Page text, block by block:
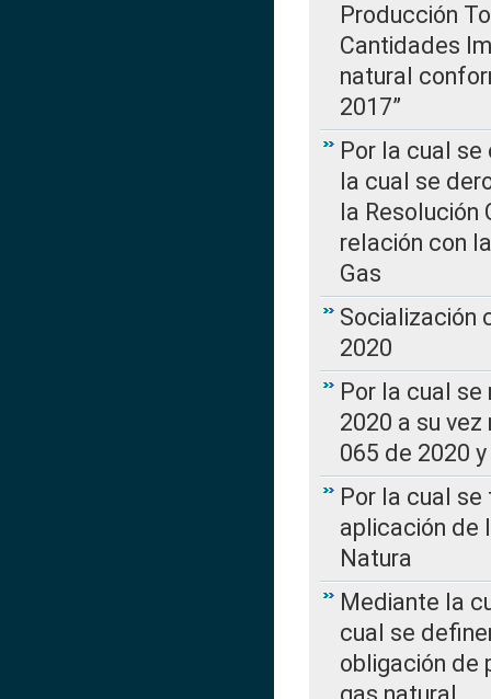
Producción
Cantidades
natural
2017”
Por la cual
la cual se
la Resolución
relación con
Gas
Socialización
2020
Por la cual se
2020 a su
065 de 2020
Por la cual
aplicación de
Natura
Mediante la
cual se
obligación de